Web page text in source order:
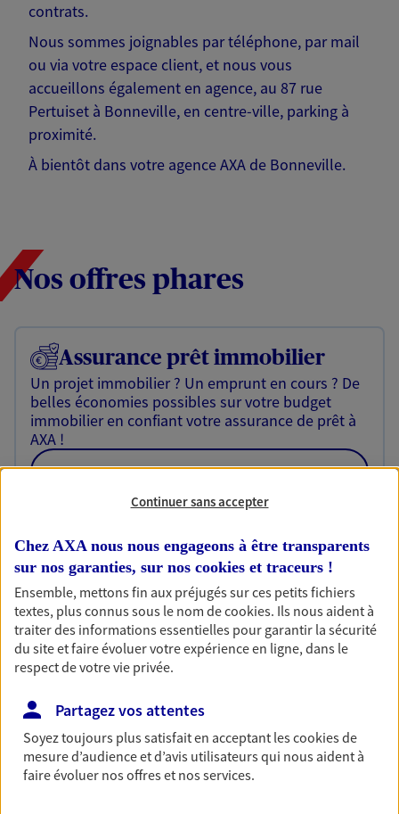
contrats.
Nous sommes joignables par téléphone, par mail
ou via votre espace client, et nous vous
accueillons également en agence, au 87 rue
Pertuiset à Bonneville, en centre-ville, parking à
proximité.
À bientôt dans votre agence AXA de Bonneville.
Nos offres phares
Assurance prêt immobilier
Un projet immobilier ? Un emprunt en cours ? De
belles économies possibles sur votre budget
immobilier en confiant votre assurance de prêt à
AXA !
NOUS CONTACTER
Prévoyance
Pour un avenir serein, assurez-vous avec notre
contrat prévoyance. Préservez vos proches en cas
d'accident ou de maladie en optant pour les
garanties incapacité temporaire totale de travail,
invalidité ou de décès.
Découvrir l'offre Prévoyance
NOUS CONTACTER
Auto
Continuer sans accepter
Chez AXA nous nous engageons à être transparents
sur nos garanties, sur nos cookies et traceurs !
Ensemble, mettons fin aux préjugés sur ces petits fichiers
textes, plus connus sous le nom decookies. Ils nous aident à
traiter des informations essentielles pour garantir la sécurité
du site et faire évoluer votre expérience en ligne, dans le
respect de votre vie privée.
Partagez vos attentes
Soyez toujours plus satisfait en acceptant lescookiesde
mesure d’audience et d’avis utilisateurs qui nous aident à
faire évoluer nos offres et nos services.